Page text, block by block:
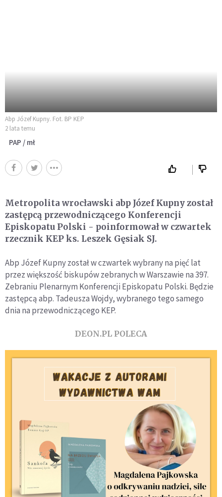
Abp Józef Kupny. Fot. BP KEP
2 lata temu
PAP / mł
Metropolita wrocławski abp Józef Kupny został
zastępcą przewodniczącego Konferencji
Episkopatu Polski - poinformował w czwartek
rzecznik KEP ks. Leszek Gęsiak SJ.
Abp Józef Kupny został w czwartek wybrany na pięć lat
przez większość biskupów zebranych w Warszawie na 397.
Zebraniu Plenarnym Konferencji Episkopatu Polski. Będzie
zastępcą abp. Tadeusza Wojdy, wybranego tego samego
dnia na przewodniczącego KEP.
DEON.PL POLECA